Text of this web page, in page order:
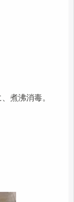
煮沸消毒。